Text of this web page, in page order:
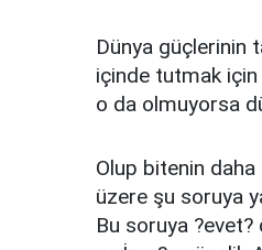
Dünya güçlerinin
içinde tutmak
o da olmuyorsa
Olup bitenin
üzere şu soruya
Bu soruya ?evet?